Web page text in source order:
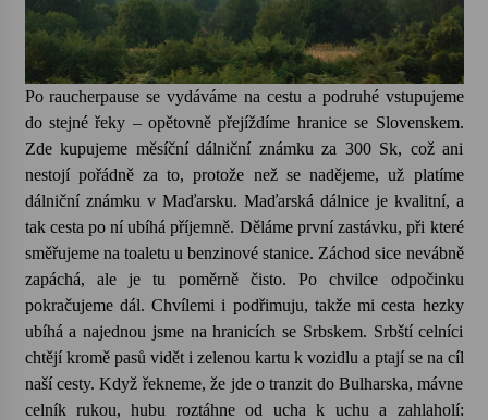
Po raucherpause se vydáváme na cestu a podruhé vstupujeme
do stejné řeky – opětovně přejíždíme hranice se Slovenskem.
Zde kupujeme měsíční dálniční známku za 300 Sk, což ani
nestojí pořádně za to, protože než se nadějeme, už platíme
dálniční známku v Maďarsku. Maďarská dálnice je kvalitní, a
tak cesta po ní ubíhá příjemně. Děláme první zastávku, při které
směřujeme na toaletu u benzinové stanice. Záchod sice nevábně
zapáchá, ale je tu poměrně čisto. Po chvilce odpočinku
pokračujeme dál. Chvílemi i podřimuju, takže mi cesta hezky
ubíhá a najednou jsme na hranicích se Srbskem. Srbští celníci
chtějí kromě pasů vidět i zelenou kartu k vozidlu a ptají se na cíl
naší cesty. Když řekneme, že jde o tranzit do Bulharska, mávne
celník rukou, hubu roztáhne od ucha k uchu a zahlaholí: